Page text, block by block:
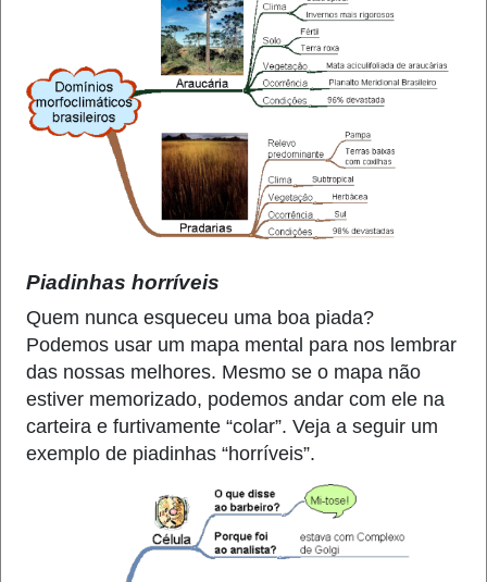
Piadinhas horríveis
Quem nunca esqueceu uma boa piada?
Podemos usar um mapa mental para nos lembrar
das nossas melhores. Mesmo se o mapa não
estiver memorizado, podemos andar com ele na
carteira e furtivamente “colar”. Veja a seguir um
exemplo de piadinhas “horríveis”.